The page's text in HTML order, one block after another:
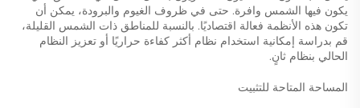
يكون فيها الشمس وافرة. حتى في ظروف الغيوم والبرودة، يمكن أن
تكون هذه الأنظمة فعالة اقتصاديًا. بالنسبة للمناطق ذات الشمس القليلة،
قم بدراسة إمكانية استخدام نظام أكثر كفاءة حراريًا أو تعزيز النظام
الحالي بنظام ثانٍ.
المساحة المتاحة للتثبيت